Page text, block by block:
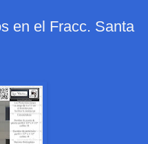
en el Fracc. Santa